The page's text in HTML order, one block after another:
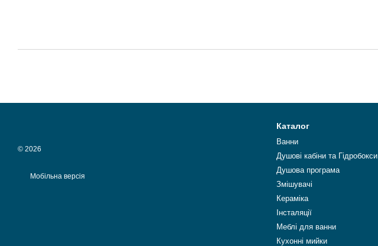
© 2026
Мобільна версія
Каталог
Ванни
Душові кабіни та Гідробокси
Душова програма
Змішувачі
Кераміка
Інсталяції
Меблі для ванни
Кухонні мийки